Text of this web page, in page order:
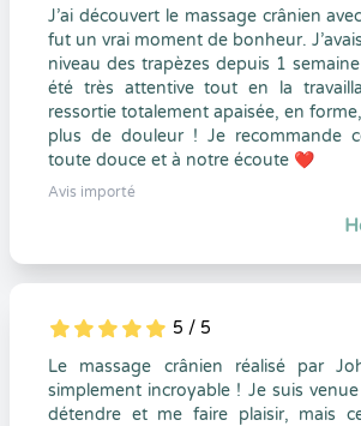
J’ai découvert le massage crânien
fut un vrai moment de bonheur.
niveau des trapèzes depuis 1
été très attentive tout en la
ressortie totalement apaisée, en
plus de douleur ! Je recommande
toute douce et à notre écoute ❤️
Avis importé
5
1
5
0 5 / 5
Le massage crânien réalisé par
simplement incroyable ! Je suis
détendre et me faire plaisir, mais